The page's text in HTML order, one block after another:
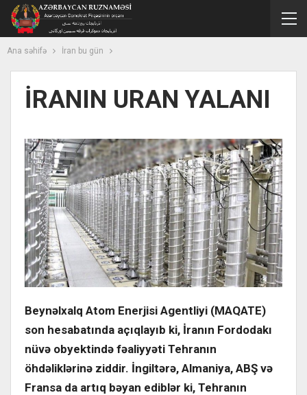
Ana səhifə İran bu gün
İRANIN URAN YALANI
Beynəlxalq Atom Enerjisi Agentliyi (MAQATE)
son hesabatında açıqlayıb ki, İranın Fordodakı
nüvə obyektində fəaliyyəti Tehranın
öhdəliklərinə ziddir. İngiltərə, Almaniya, ABŞ və
Fransa da artıq bəyan ediblər ki, Tehranın